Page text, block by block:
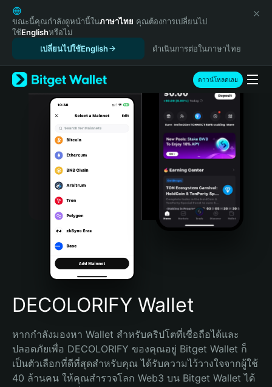
English
日本語
Tiếng Việt
Español (Latinoamérica)
Türkçe
Italiano
Português (Portugal)
Bahasa Indonesia
Português (Brasil)
Español (Argentina)
ขณะนี้คุณกำลังดูหน้านี้ในภาษาไทย คุณต้องการเปลี่ยนไป
ใช้Englishหรือไม่
เปลี่ยนไปใช้English
ดำเนินการต่อในภาษาไทย
ดาวน์โหลดเลย
DECOLORIFY Wallet
หากกำลังมองหา Wallet สำหรับคริปโตที่เชื่อถือได้และ
ปลอดภัยเพื่อ DECOLORIFY ของคุณอยู่ Bitget Wallet ก็
เป็นตัวเลือกที่ดีที่สุดสำหรับคุณ ได้รับความไว้วางใจจากผู้ใช้
40 ล้านคน ให้คุณสำรวจโลก Web3 บน Bitget Wallet ได้